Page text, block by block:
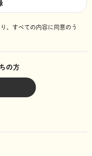
、 すべての内容に同意のう
の方